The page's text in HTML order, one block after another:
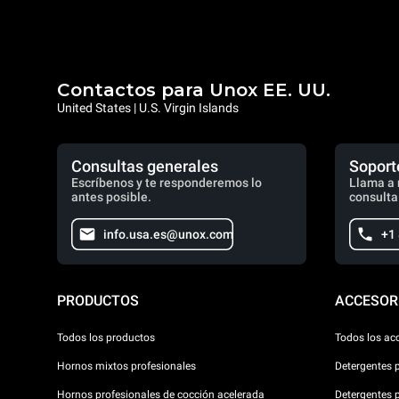
Contactos para Unox EE. UU.
United States | U.S. Virgin Islands
Consultas generales
Escríbenos y te responderemos lo
antes posible.
info.usa.es@unox.com
Llama a
+1
PRODUCTOS
Todos los productos
Hornos mixtos profesionales
Hornos profesionales de cocción acelerada
Todos los
Detergentes
Detergentes